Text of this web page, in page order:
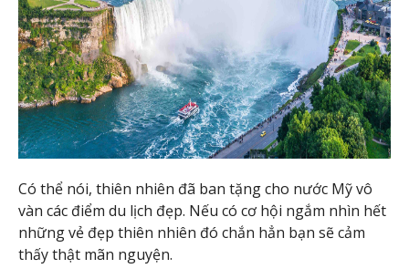
Có thể nói, thiên nhiên đã ban tặng cho nước Mỹ vô
vàn các điểm du lịch đẹp. Nếu có cơ hội ngắm nhìn hết
những vẻ đẹp thiên nhiên đó chắn hẳn bạn sẽ cảm
thấy thật mãn nguyện.